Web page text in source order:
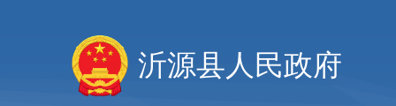
沂源县人民政府